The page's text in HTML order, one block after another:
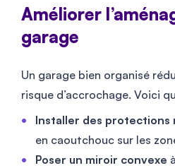
Améliorer
garage
Un garage bien organisé
risque d’accrochage. Voici
Installer des protections
en caoutchouc sur les
Poser un miroir convexe